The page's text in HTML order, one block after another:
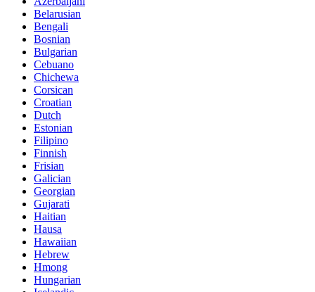
Belarusian
Bengali
Bosnian
Bulgarian
Cebuano
Chichewa
Corsican
Croatian
Dutch
Estonian
Filipino
Finnish
Frisian
Galician
Georgian
Gujarati
Haitian
Hausa
Hawaiian
Hebrew
Hmong
Hungarian